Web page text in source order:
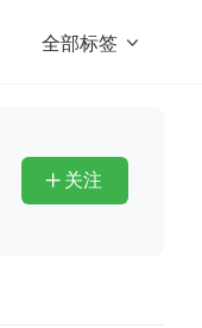
全部标签 
redis
 关注